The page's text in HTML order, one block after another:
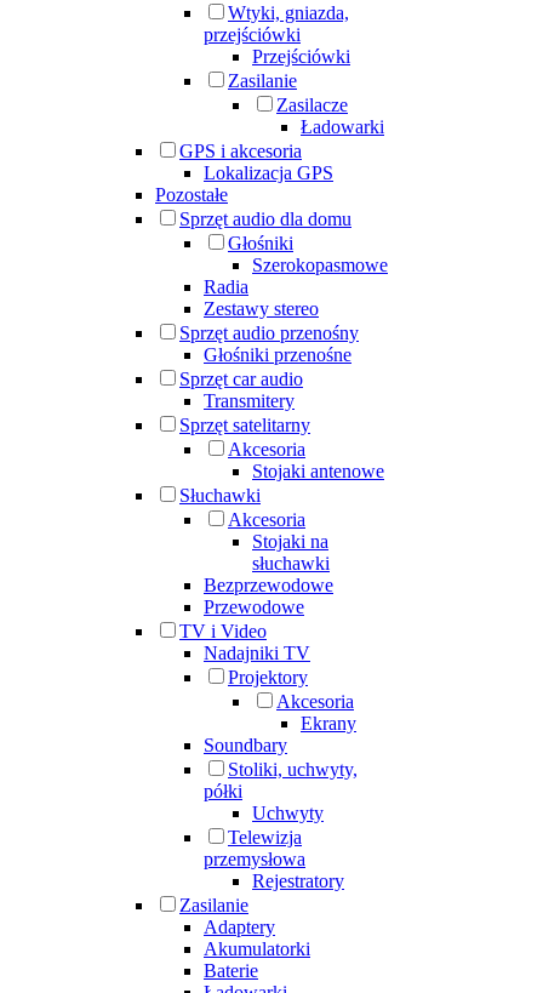
Wtyki, gniazda,
przejściówki
Przejściówki
Zasilanie
Zasilacze
Ładowarki
GPS i akcesoria
Lokalizacja GPS
Pozostałe
Sprzęt audio dla domu
Głośniki
Szerokopasmowe
Radia
Zestawy stereo
Sprzęt audio przenośny
Głośniki przenośne
Sprzęt car audio
Transmitery
Sprzęt satelitarny
Akcesoria
Stojaki antenowe
Słuchawki
Akcesoria
Stojaki na
słuchawki
Bezprzewodowe
Przewodowe
TV i Video
Nadajniki TV
Projektory
Akcesoria
Ekrany
Soundbary
Stoliki, uchwyty,
półki
Uchwyty
Telewizja
przemysłowa
Rejestratory
Zasilanie
Adaptery
Akumulatorki
Baterie